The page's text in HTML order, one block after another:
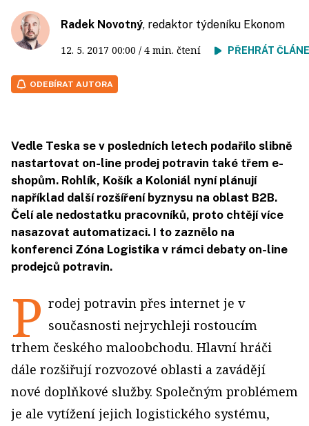
Radek Novotný, redaktor týdeníku Ekonom
12. 5. 2017 00:00 / 4 min. čtení PŘEHRÁT
ODEBÍRAT AUTORA
Vedle Teska se v posledních letech podařilo slibně
nastartovat on-line prodej potravin také třem e-
shopům. Rohlík, Košík a Koloniál nyní plánují
například další rozšíření byznysu na oblast B2B.
Čelí ale nedostatku pracovníků, proto chtějí více
nasazovat automatizaci. I to zaznělo na
konferenci Zóna Logistika v rámci debaty on-line
prodejců potravin.
P rodej potravin přes internet je v
současnosti nejrychleji rostoucím
trhem českého maloobchodu. Hlavní hráči
dále rozšiřují rozvozové oblasti a zavádějí
nové doplňkové služby. Společným problémem
je ale vytížení jejich logistického systému,